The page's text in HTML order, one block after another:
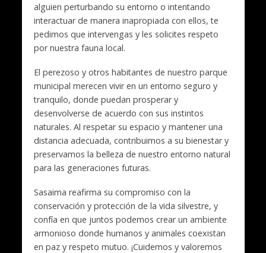
alguien perturbando su entorno o intentando
interactuar de manera inapropiada con ellos, te
pedimos que intervengas y les solicites respeto
por nuestra fauna local.
El perezoso y otros habitantes de nuestro parque
municipal merecen vivir en un entorno seguro y
tranquilo, donde puedan prosperar y
desenvolverse de acuerdo con sus instintos
naturales. Al respetar su espacio y mantener una
distancia adecuada, contribuimos a su bienestar y
preservamos la belleza de nuestro entorno natural
para las generaciones futuras.
Sasaima reafirma su compromiso con la
conservación y protección de la vida silvestre, y
confía en que juntos podemos crear un ambiente
armonioso donde humanos y animales coexistan
en paz y respeto mutuo. ¡Cuidemos y valoremos